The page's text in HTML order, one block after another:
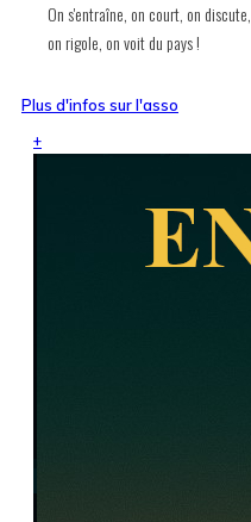
On s'entraîne, on court, on discute,
on rigole, on voit du pays !
Plus d'infos sur l'asso
+